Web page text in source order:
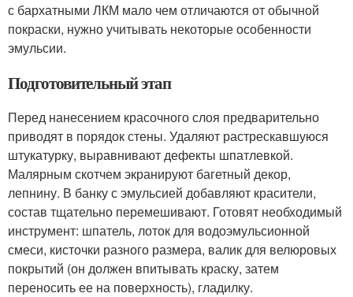
с бархатными ЛКМ мало чем отличаются от обычной
покраски, нужно учитывать некоторые особенности
эмульсии.
Подготовительный этап
Перед нанесением красочного слоя предварительно
приводят в порядок стены. Удаляют растрескавшуюся
штукатурку, выравнивают дефекты шпатлевкой.
Малярным скотчем экранируют багетный декор,
лепнину. В банку с эмульсией добавляют красители,
состав тщательно перемешивают. Готовят необходимый
инструмент: шпатель, лоток для водоэмульсионной
смеси, кисточки разного размера, валик для велюровых
покрытий (он должен впитывать краску, затем
переносить ее на поверхность), гладилку.